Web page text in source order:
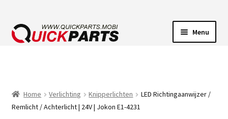
Menu
CLAXONS
Home Verlichting Knipperlichten
LED Richtingaanwijzer /
Remlicht / Achterlicht | 24V | Jokon E1-4231